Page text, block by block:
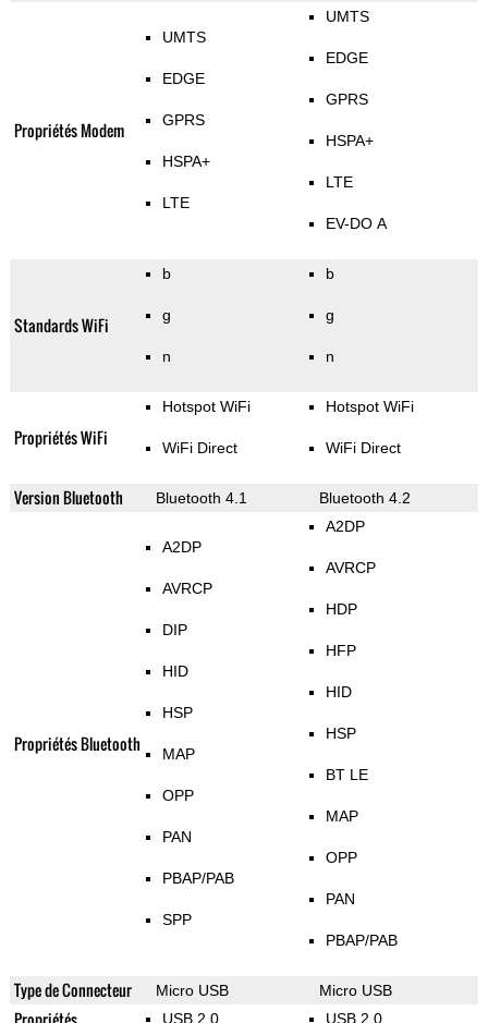
Propriétés Modem
UMTS
EDGE
GPRS
HSPA+
LTE
UMTS
EDGE
GPRS
HSPA+
LTE
EV-DO A
Standards WiFi
b
g
n
b
g
n
Propriétés WiFi
Hotspot WiFi
WiFi Direct
Hotspot WiFi
WiFi Direct
Version Bluetooth Bluetooth 4.1 Bluetooth 4.2
Propriétés Bluetooth
A2DP
AVRCP
DIP
HID
HSP
MAP
OPP
PAN
PBAP/PAB
SPP
A2DP
AVRCP
HDP
HFP
HID
HSP
BT LE
MAP
OPP
PAN
PBAP/PAB
Type de Connecteur Micro USB Micro USB
USB 2.0 USB 2.0